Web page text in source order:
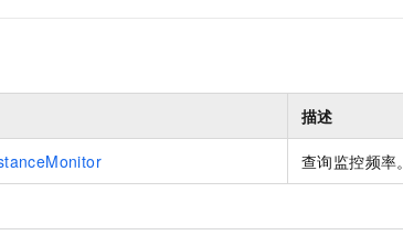
描述
查询监控频率。